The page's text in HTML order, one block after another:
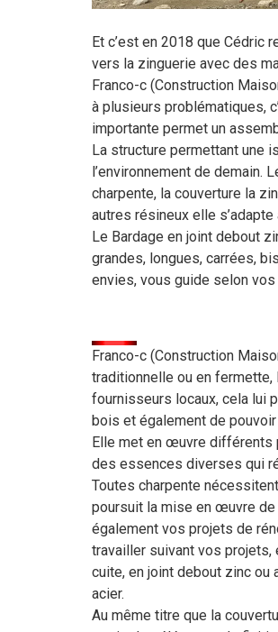
Et c’est en 2018 que Cédric
vers la zinguerie avec des
Franco-c (Construction
à plusieurs problématiques,
importante permet un
La structure permettant une
l’environnement de demain.
charpente, la couverture la
autres résineux elle
Le Bardage en joint debout
grandes, longues, carrées,
envies, vous guide selon
Franco-c (Construction
traditionnelle ou en
fournisseurs locaux, cela lui
bois et également de
Elle met en œuvre différents
des essences diverses qui
Toutes charpente
poursuit la mise en œuvre de
également vos projets de
travailler suivant vos
cuite, en joint debout zinc ou
acier.
Au même titre que la